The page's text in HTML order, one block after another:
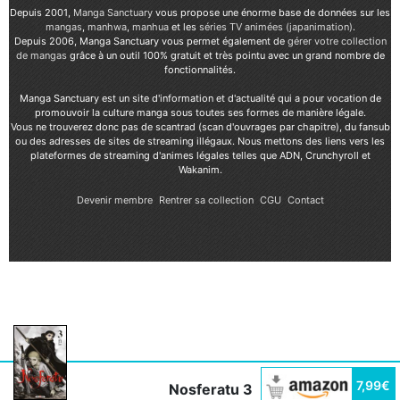
Nosferatu 3 7,99€
Depuis 2001, Manga Sanctuary vous propose une énorme base de données sur les
mangas, manhwa, manhuaet les séries TV animées (japanimation).
Depuis 2006, Manga Sanctuary vous permet également de gérer votre collection
de mangasgrâce à un outil 100% gratuit et très pointu avec un grand nombre de
fonctionnalités.
Manga Sanctuary est un site d'information et d'actualité qui a pour vocation de
promouvoir la culture manga sous toutes ses formes de manière légale.
Vous ne trouverez donc pas de scantrad (scan d'ouvrages par chapitre), du fansub
ou des adresses de sites de streaming illégaux. Nous mettons des liens vers les
plateformes de streaming d'animes légales telles que ADN, Crunchyroll et
Wakanim.
Devenir membre Rentrer sa collection CGU Contact